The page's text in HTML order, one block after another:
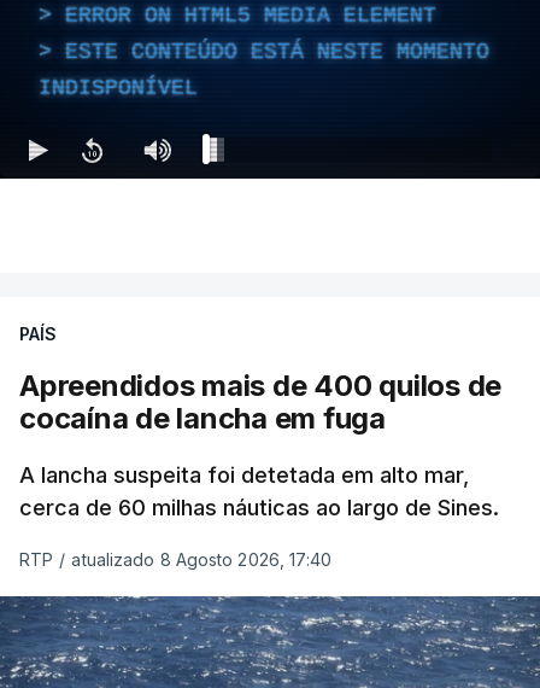
ERROR ON HTML5 MEDIA ELEMENT
ESTE CONTEÚDO ESTÁ NESTE MOMENTO
INDISPONÍVEL
PAÍS
Apreendidos mais de 400 quilos de
cocaína de lancha em fuga
A lancha suspeita foi detetada em alto mar,
cerca de 60 milhas náuticas ao largo de Sines.
RTP / atualizado 8 Agosto 2026, 17:40